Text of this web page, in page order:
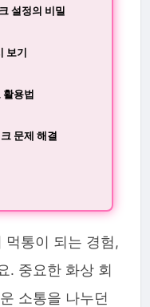
설정의 비밀
보기
활용법
문제 해결
먹통이 되는 경험,
. 중요한 화상 회
소통을 나누던